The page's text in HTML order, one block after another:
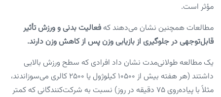
مؤثر است.
مطالعات همچنین نشان می‌دهند که فعالیت بدنی و ورزش تأثیر
قابل‌توجهی در جلوگیری از بازیابی وزن پس از کاهش وزن دارند.
یک مطالعه طولانی‌مدت نشان داد افرادی که سطح ورزش بالایی
داشتند (هر هفته بیش از ۱۰۵۰۰ کیلوژول یا ۲۵۰۰ کالری می‌سوزاندند،
مثلاً با پیاده‌روی ۷۵ دقیقه در روز) نسبت به شرکت‌کنندگانی که کمتر